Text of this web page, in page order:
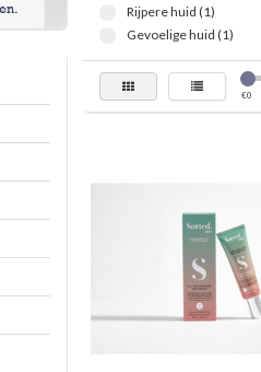
Rijpere huid (1)
Gevoelige huid (1)
€0